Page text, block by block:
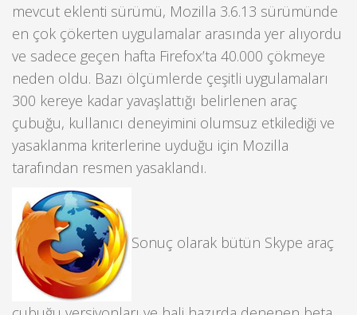
mevcut eklenti sürümü, Mozilla 3.6.13 sürümünde
en çok çökerten uygulamalar arasında yer alıyordu
ve sadece geçen hafta Firefox’ta 40.000 çökmeye
neden oldu. Bazı ölçümlerde çeşitli uygulamaları
300 kereye kadar yavaşlattığı belirlenen araç
çubuğu, kullanıcı deneyimini olumsuz etkilediği ve
yasaklanma kriterlerine uyduğu için Mozilla
tarafından resmen yasaklandı.
Sonuç olarak bütün Skype araç